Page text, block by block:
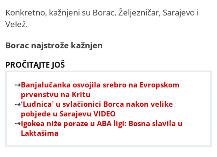
Konkretno, kažnjeni su Borac, Željezničar, Sarajevo i
Velež.
Borac najstrože kažnjen
PROČITAJTE JOŠ
Banjalučanka osvojila srebro na Evropskom
prvenstvu na Kritu
‘Ludnica’ u svlačionici Borca nakon velike
pobjede u Sarajevu VIDEO
Igokea niže poraze u ABA ligi: Bosna slavila u
Laktašima